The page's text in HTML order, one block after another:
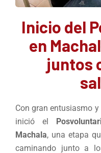
Inicio del
en
juntos
Con gran entusiasmo
inició el
Machala, una etapa
caminando junto a